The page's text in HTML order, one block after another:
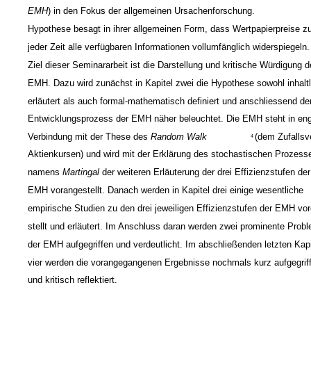
EMH) in den Fokus der allgemeinen Ursachenforschung.
Hypothese besagt in ihrer allgemeinen Form, dass Wertpapierpreise
jeder Zeit alle verfügbaren Informationen vollumfänglich widerspiegeln.
Ziel dieser Seminararbeit ist die Darstellung und kritische Würdigung
EMH. Dazu wird zunächst in Kapitel zwei die Hypothese sowohl
erläutert als auch formal-mathematisch definiert und anschliessend
Entwicklungsprozess der EMH näher beleuchtet. Die EMH steht in
Verbindung mit der These desRandom Walk 4 (dem
Aktienkursen) und wird mit der Erklärung des stochastischen
namensMartingal der weiteren Erläuterung der drei Effizienzstufen der
EMH vorangestellt. Danach werden in Kapitel drei einige wesentliche
empirische Studien zu den drei jeweiligen Effizienzstufen der EMH
stellt und erläutert. Im Anschluss daran werden zwei prominente
der EMH aufgegriffen und verdeutlicht. Im abschließenden letzten
vier werden die vorangegangenen Ergebnisse nochmals kurz
und kritisch reflektiert.